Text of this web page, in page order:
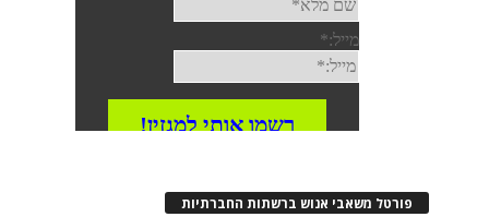
פורטל משאבי אנוש ברשתות החברתיות